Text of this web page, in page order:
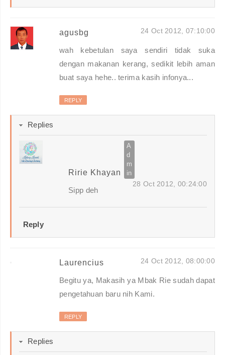
agusbg 24 Oct 2012, 07:10:00
wah kebetulan saya sendiri tidak suka
dengan makanan kerang, sedikit lebih aman
buat saya hehe.. terima kasih infonya...
REPLY
Replies
Ririe Khayan
28 Oct 2012, 00:24:00
Sipp deh
Reply
Laurencius 24 Oct 2012, 08:00:00
Begitu ya, Makasih ya Mbak Rie sudah dapat
pengetahuan baru nih Kami.
REPLY
Replies